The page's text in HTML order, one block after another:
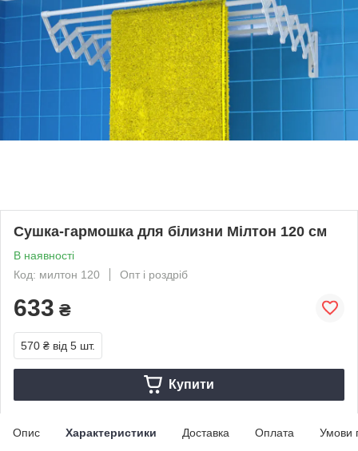
Сушка-гармошка для білизни Мілтон 120 см
В наявності
Код: милтон 120
Опт і роздріб
633 ₴
570 ₴ від 5 шт.
Купити
Опис Характеристики Доставка Оплата Умови